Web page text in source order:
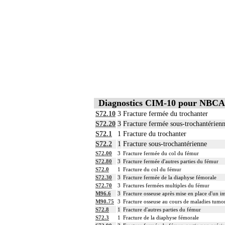
14
L'arthroplastie inclut la réparation de
14
L'évacuation de collection articulaire
14
La reconstruction osseuse ou
14
La réduction d'une luxation, par abord
et/ou la contention par appareillage
14
L'ostéotomie inclut l'ostéosynthèse et/
14
L'ostéosynthèse d'une fracture inclut sa
14
La réduction orthopédique
14
La réduction orthopédique
Comprend : réduction orthopédique
14
Tout acte thérapeutique, par
14
Tout acte thérapeutique, par
14
Toute arthrotomie inclut l'arthroscopie
Diagnostics CIM-10 pour
S72.10 3 Fracture fermée du trochanter
S72.20 3 Fracture fermée sous-
S72.1
1 Fracture du trochanter
S72.2
1 Fracture sous-trochantérienne
S72.00 3 Fracture fermée du col du fémur
S72.80
3 Fracture fermée d'autres parties du fémur
S72.0
1 Fracture du col du fémur
S72.30
3 Fracture fermée de la diaphyse fémorale
S72.70
3 Fractures fermées multiples du fémur
M96.6
3 Fracture osseuse après mise en place d'un
M90.75
3 Fracture osseuse au cours de maladies
S72.8
1 Fracture d'autres parties du fémur
S72.3
1 Fracture de la diaphyse fémorale